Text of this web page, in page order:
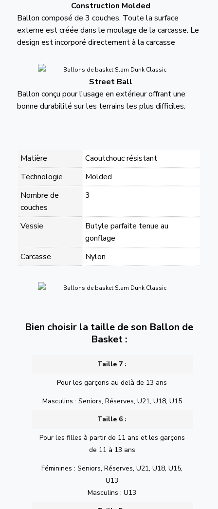
Construction Molded
Ballon composé de 3 couches. Toute la surface
externe est créée dans le moulage de la carcasse. Le
design est incorporé directement à la carcasse
Street Ball
Ballon conçu pour l'usage en extérieur offrant une
bonne durabilité sur les terrains les plus difficiles.
Matière
Caoutchouc résistant
Technologie
Molded
Nombre de
couches
3
Vessie
Butyle parfaite tenue au
gonflage
Carcasse
Nylon
Bien choisir la taille de son Ballon de
Basket :
Taille 7 :
Pour les garçons au delà de 13 ans
Masculins : Seniors, Réserves, U21, U18, U15
Taille 6 :
Pour les filles à partir de 11 ans et les garçons
de 11 à 13 ans
Féminines : Seniors, Réserves, U21, U18, U15,
U13
Masculins : U13